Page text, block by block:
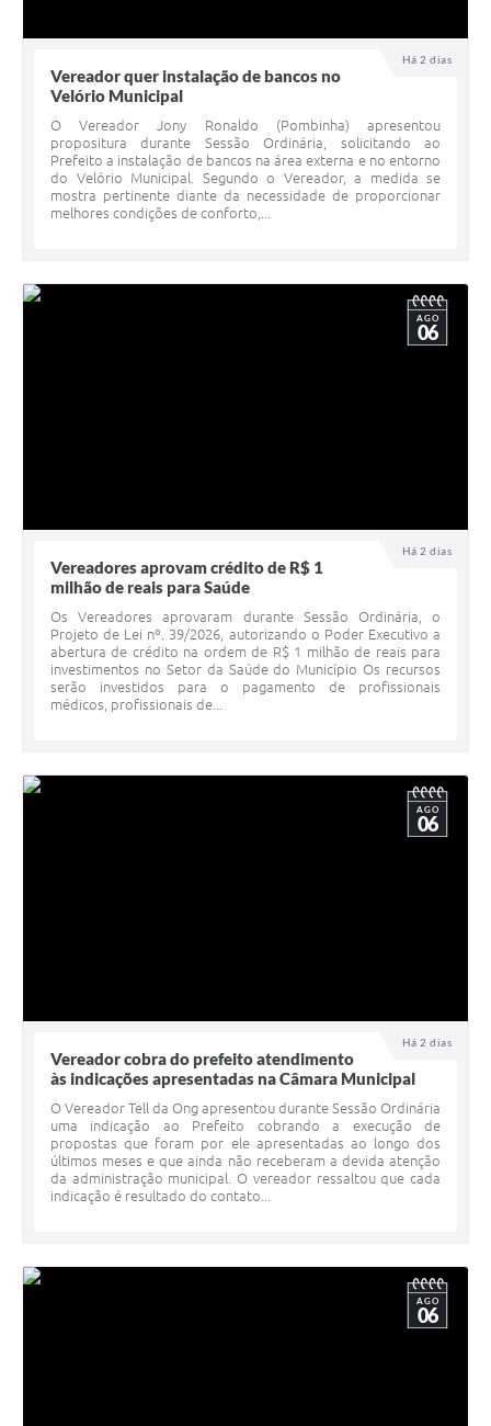
Há 2 dias
Vereador quer instalação de bancos no
Velório Municipal
O Vereador Jony Ronaldo (Pombinha) apresentou
propositura durante Sessão Ordinária, solicitando ao
Prefeito a instalação de bancos na área externa e no entorno
do Velório Municipal. Segundo o Vereador, a medida se
mostra pertinente diante da necessidade de proporcionar
melhores condições de conforto,...
Há 2 dias
AGO
06
Vereadores aprovam crédito de R$ 1
milhão de reais para Saúde
Os Vereadores aprovaram durante Sessão Ordinária, o
Projeto de Lei nº. 39/2026, autorizando o Poder Executivo a
abertura de crédito na ordem de R$ 1 milhão de reais para
investimentos no Setor da Saúde do Município Os recursos
serão investidos para o pagamento de profissionais
médicos, profissionais de...
Há 2 dias
AGO
06
Vereador cobra do prefeito atendimento
às indicações apresentadas na Câmara Municipal
O Vereador Tell da Ong apresentou durante Sessão Ordinária
uma indicação ao Prefeito cobrando a execução de
propostas que foram por ele apresentadas ao longo dos
últimos meses e que ainda não receberam a devida atenção
da administração municipal. O vereador ressaltou que cada
indicação é resultado do contato...
AGO
06